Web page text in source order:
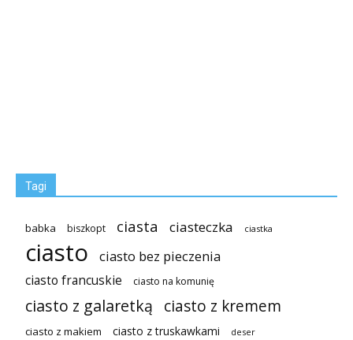
Tagi
babka biszkopt ciasta ciasteczka ciastka
ciasto ciasto bez pieczenia
ciasto francuskie ciasto na komunię
ciasto z galaretką ciasto z kremem
ciasto z makiem ciasto z truskawkami deser